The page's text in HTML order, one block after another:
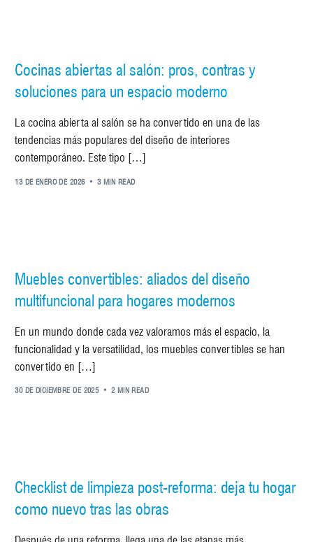
Cocinas abiertas al salón: pros, contras y
soluciones para un espacio moderno
La cocina abierta al salón se ha convertido en una de las
tendencias más populares del diseño de interiores
contemporáneo. Este tipo […]
13 DE ENERO DE 2026 3 MIN READ
Muebles convertibles: aliados del diseño
multifuncional para hogares modernos
En un mundo donde cada vez valoramos más el espacio, la
funcionalidad y la versatilidad, los muebles convertibles se han
convertido en […]
30 DE DICIEMBRE DE 2025 2 MIN READ
Checklist de limpieza post-reforma: deja tu hogar
como nuevo tras las obras